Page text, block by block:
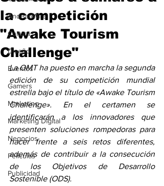
AndeanWire
Cultura
Diseño
Eventos
Gamers
Marketing
Marketing Digital
Negocios
Películas
Publicidad
la competición
"Awake Tourism
Challenge"
La OMT ha puesto en marcha la segunda
edición de su competición mundial
estrella bajo el título de «Awake Tourism
Challenge». En el certamen se
identificarán a los innovadores que
presenten soluciones rompedoras para
hacer frente a seis retos diferentes,
además de contribuir a la consecución
de los Objetivos de Desarrollo
Sostenible (ODS).